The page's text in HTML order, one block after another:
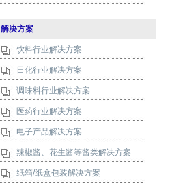
解决方案
饮料行业解决方案
日化行业解决方案
调味料行业解决方案
医药行业解决方案
电子产品解决方案
辣椒酱、花生酱等酱类解决方案
纸箱/纸盒包装解决方案